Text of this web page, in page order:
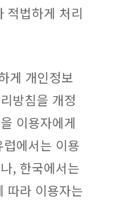
적법하게 처리
게 개인정보
방침을 개정
이용자에게
에서는 이용
, 한국에서는
따라 이용자는